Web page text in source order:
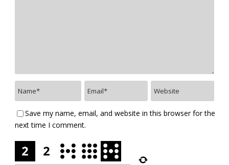
Save my name, email, and website in this browser for the
next time I comment.